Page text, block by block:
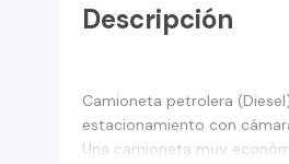
Descripción
Camioneta petrolera
estacionamiento con
Una camioneta muy